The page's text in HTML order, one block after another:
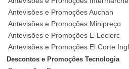
Antevisões e Promoções Auchan
Antevisões e Promoções Minipreço
Antevisões e Promoções E-Leclerc
Antevisões e Promoções El Corte
Descontos e Promoções Tecnologia